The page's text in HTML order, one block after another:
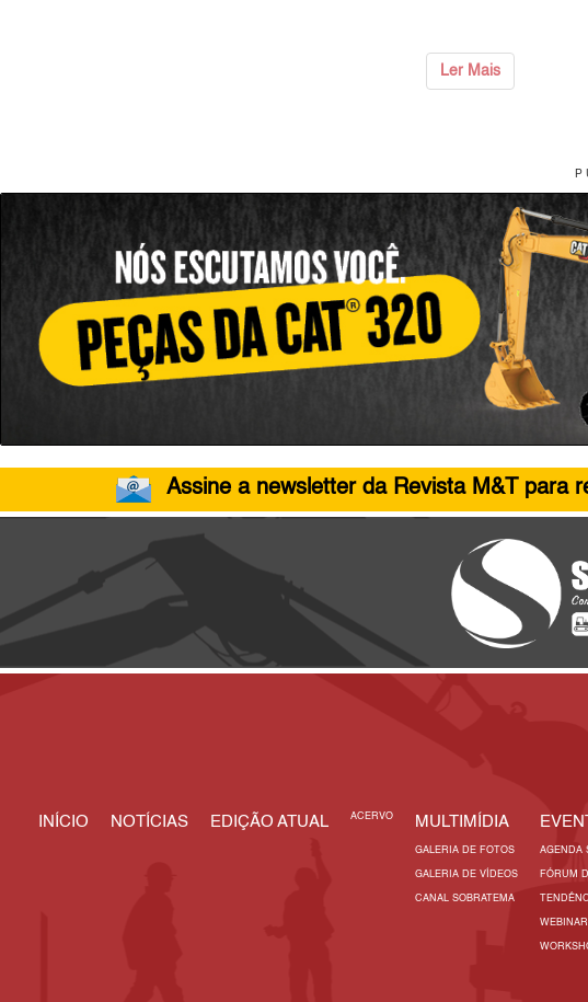
Ler Mais
P
Assine a newsletter da Revista M&T para
INÍCIO NOTÍCIAS EDIÇÃO ATUAL ACERVO MULTIMÍDIA
GALERIA DE FOTOS
GALERIA DE VÍDEOS
CANAL SOBRATEMA
AGENDA
FÓRUM